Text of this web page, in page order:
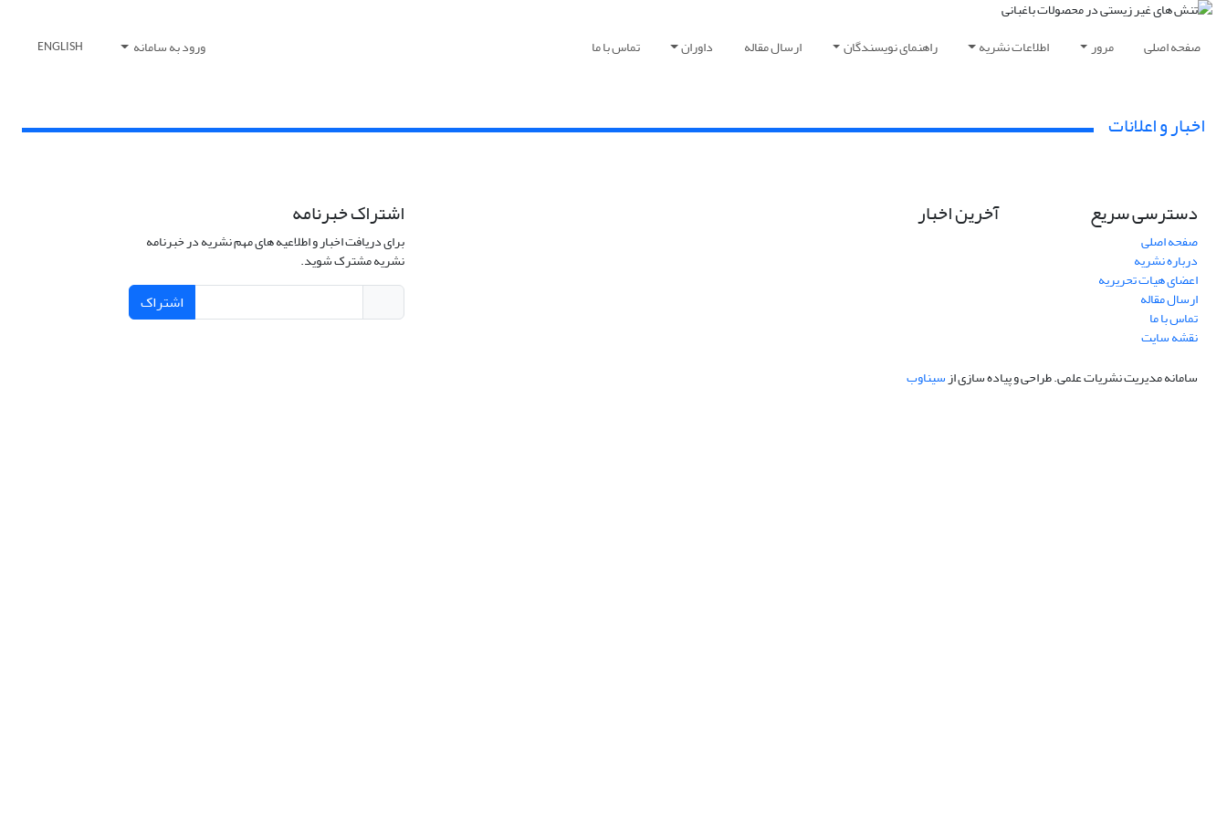
صفحه اصلی مرور اطلاعات نشریه راهنمای نویسندگان ارسال مقاله داوران تماس با ما ورود به سامانه ENGLISH
اخبار و اعلانات
دسترسی سریع
صفحه اصلی
درباره نشریه
اعضای هیات تحریریه
ارسال مقاله
تماس با ما
نقشه سایت
آخرین اخبار اشتراک خبرنامه
برای دریافت اخبار و اطلاعیه های مهم نشریه در خبرنامه
نشریه مشترک شوید.
اشتراک
سامانه مدیریت نشریات علمی.طراحی و پیاده سازی ازسیناوب